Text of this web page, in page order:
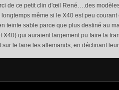
de ce petit clin d'œil René….des
même si le X40 est peu courant
teinte sable parce que plus destiné au
X40) qui auraient largement pu faire la
sur le faire les allemands, en déclinant